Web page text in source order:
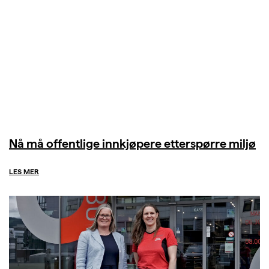
Nå må offentlige innkjøpere etterspørre miljø
LES MER